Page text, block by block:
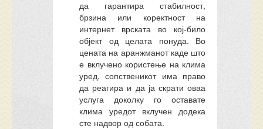
да гарантира стабилност,
брзина или коректност на
интернет врската во кој-било
објект од целата понуда. Во
цената на аранжманот каде што
е вклучено користење на клима
уред, сопственикот има право
да реагира и да ја скрати оваа
услуга доколку го оставате
клима уредот вклучен додека
сте надвор од собата.